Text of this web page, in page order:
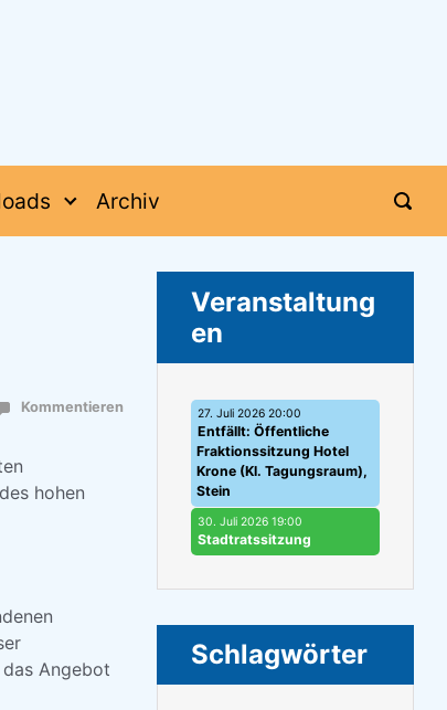
Archiv
Kommentieren
hohen
Angebot
Veranstaltung
en
27. Juli 2026 20:00
Entfällt: Öffentliche
Fraktionssitzung Hotel
Krone (Kl. Tagungsraum),
Stein
30. Juli 2026 19:00
Stadtratssitzung
Schlagwörter